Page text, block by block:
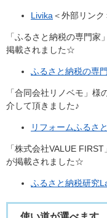
Livika＜外部リンク
「ふるさと納税の専門
掲載されました☆
ふるさと納税の専
「合同会社リノベモ」
介して頂きました♪
リフォームふるさと
「株式会社VALUE
が掲載されました☆
ふるさと納税研究